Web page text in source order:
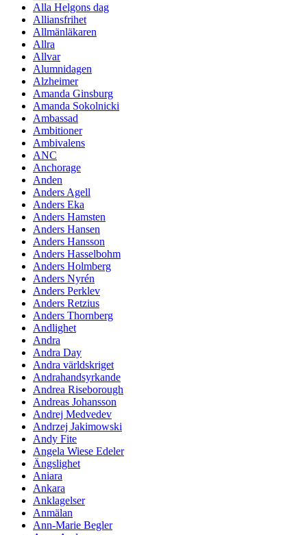
Alla Helgons dag
Alliansfrihet
Allmänläkaren
Allra
Allvar
Alumnidagen
Alzheimer
Amanda Ginsburg
Amanda Sokolnicki
Ambassad
Ambitioner
Ambivalens
ANC
Anchorage
Anden
Anders Agell
Anders Eka
Anders Hamsten
Anders Hansen
Anders Hansson
Anders Hasselbohm
Anders Holmberg
Anders Nyrén
Anders Perklev
Anders Retzius
Anders Thornberg
Andlighet
Andra
Andra Day
Andra världskriget
Andrahandsyrkande
Andrea Riseborough
Andreas Johansson
Andrej Medvedev
Andrzej Jakimowski
Andy Fite
Angela Wiese Edeler
Ängslighet
Aniara
Ankara
Anklagelser
Anmälan
Ann-Marie Begler